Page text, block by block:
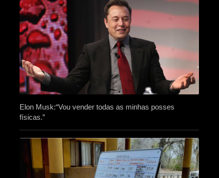
Elon Musk:“Vou vender todas as minhas posses
físicas.”